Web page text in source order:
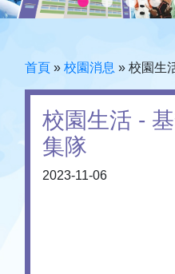
首頁 » 校園消息 » 校園生
校園生活 -
集隊
2023-11-06